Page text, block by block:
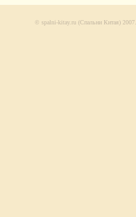
© spalni-kitay.ru (Спальни Китая) 2007.